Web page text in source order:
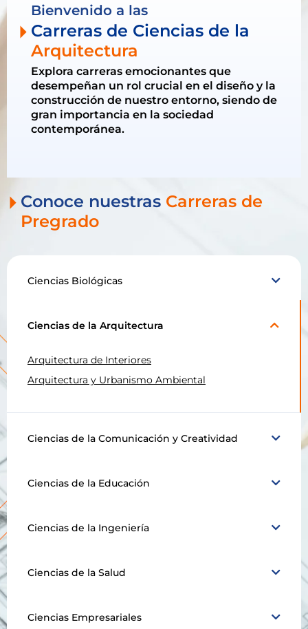
Descubre cómo nuestras carreras
pueden llevarte al éxito profesional.
Bienvenido a las
Carreras de Ciencias de la
Arquitectura
Explora carreras emocionantes que
desempeñan un rol crucial en el diseño y la
construcción de nuestro entorno, siendo de
gran importancia en la sociedad
contemporánea.
Conoce nuestras Carreras de
Pregrado
Ciencias Biológicas
Ciencias de la Arquitectura
Arquitectura de Interiores
Arquitectura y Urbanismo Ambiental
Ciencias de la Comunicación y Creatividad
Ciencias de la Educación
Ciencias de la Ingeniería
Ciencias de la Salud
Ciencias Empresariales